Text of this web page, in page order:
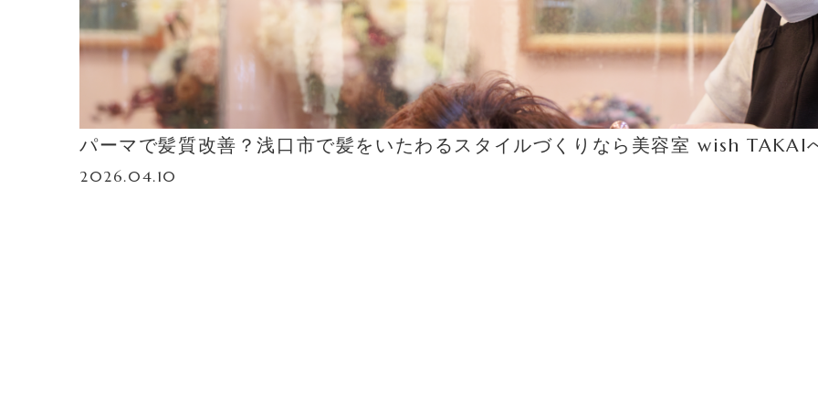
パーマで髪質改善？浅口市で髪をいたわるスタイルづくりなら美容室 wish TAKAI
2026.04.10